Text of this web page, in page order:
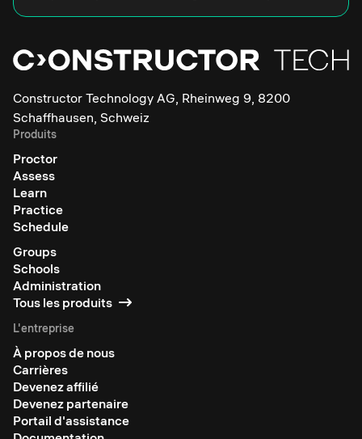
Constructor Technology AG, Rheinweg 9, 8200
Schaffhausen, Schweiz
Produits
Proctor
Assess
Learn
Practice
Schedule
Groups
Schools
Administration
Tous les produits
L'entreprise
À propos de nous
Carrières
Devenez affilié
Devenez partenaire
Portail d'assistance